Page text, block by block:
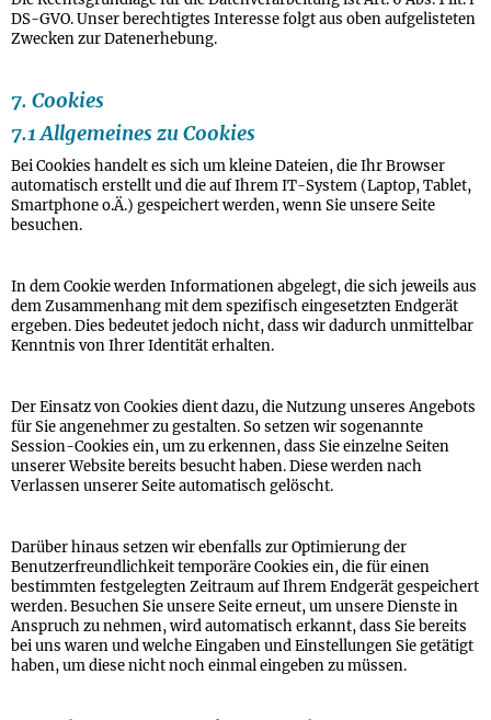
DS-GVO. Unser berechtigtes Interesse folgt aus oben aufgelisteten
Zwecken zur Datenerhebung.
7. Cookies
7.1 Allgemeines zu Cookies
Bei Cookies handelt es sich um kleine Dateien, die Ihr Browser
automatisch erstellt und die auf Ihrem IT-System (Laptop, Tablet,
Smartphone o.Ä.) gespeichert werden, wenn Sie unsere Seite
besuchen.
In dem Cookie werden Informationen abgelegt, die sich jeweils aus
dem Zusammenhang mit dem spezifisch eingesetzten Endgerät
ergeben. Dies bedeutet jedoch nicht, dass wir dadurch unmittelbar
Kenntnis von Ihrer Identität erhalten.
Der Einsatz von Cookies dient dazu, die Nutzung unseres Angebots
für Sie angenehmer zu gestalten. So setzen wir sogenannte
Session-Cookies ein, um zu erkennen, dass Sie einzelne Seiten
unserer Website bereits besucht haben. Diese werden nach
Verlassen unserer Seite automatisch gelöscht.
Darüber hinaus setzen wir ebenfalls zur Optimierung der
Benutzerfreundlichkeit temporäre Cookies ein, die für einen
bestimmten festgelegten Zeitraum auf Ihrem Endgerät gespeichert
werden. Besuchen Sie unsere Seite erneut, um unsere Dienste in
Anspruch zu nehmen, wird automatisch erkannt, dass Sie bereits
bei uns waren und welche Eingaben und Einstellungen Sie getätigt
haben, um diese nicht noch einmal eingeben zu müssen.